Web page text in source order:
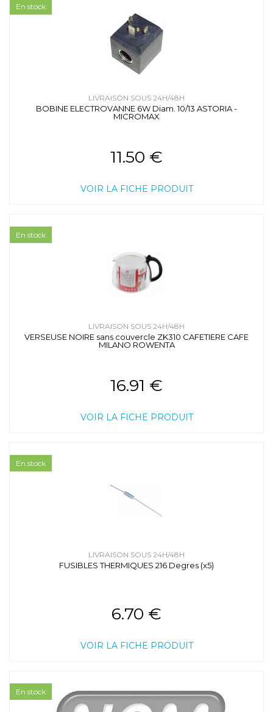
LIVRAISON SOUS 24H/48H
BOBINE ELECTROVANNE 6W Diam. 10/13 ASTORIA -
MICROMAX
11.50 €
VOIR LA FICHE PRODUIT
En stock
LIVRAISON SOUS 24H/48H
VERSEUSE NOIRE sans couvercle ZK310 CAFETIERE CAFE
MILANO ROWENTA
16.91 €
VOIR LA FICHE PRODUIT
En stock
LIVRAISON SOUS 24H/48H
FUSIBLES THERMIQUES 216 Degres (x5)
6.70 €
VOIR LA FICHE PRODUIT
En stock
En stock